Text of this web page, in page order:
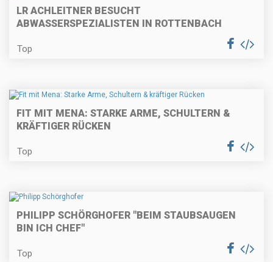
LR ACHLEITNER BESUCHT
ABWASSERSPEZIALISTEN IN ROTTENBACH
Top
FIT MIT MENA: STARKE ARME, SCHULTERN &
KRÄFTIGER RÜCKEN
Top
PHILIPP SCHÖRGHOFER "BEIM STAUBSAUGEN
BIN ICH CHEF"
Top